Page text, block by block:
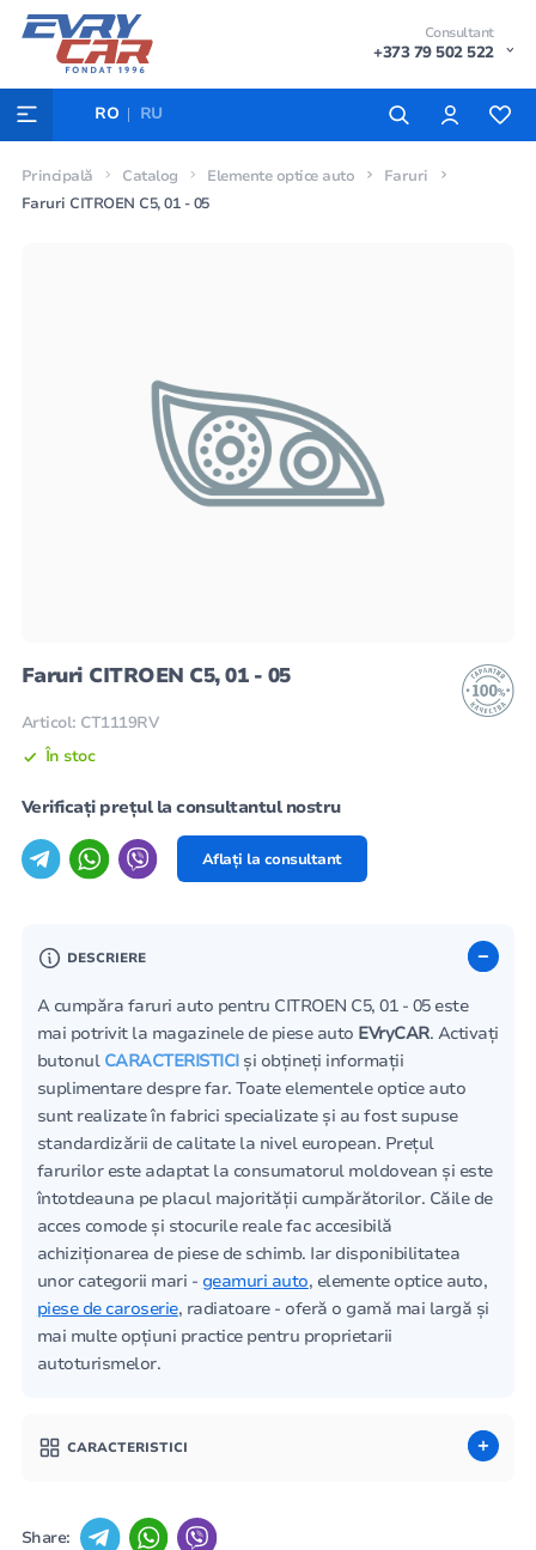
Consultant
+373 79 502 522
RO RU
Principală Catalog Elemente optice auto
Faruri
Faruri CITROEN C5, 01 - 05
Faruri CITROEN C5, 01 - 05
Articol: CT1119RV
În stoc
Verificați prețul la consultantul nostru
Aflați la consultant
DESCRIERE
A cumpăra faruri auto pentru CITROEN C5, 01 - 05 este
mai potrivit la magazinele de piese auto EVryCAR. Activați
butonul CARACTERISTICIși obțineți informații
suplimentare despre far. Toate elementele optice auto
sunt realizate în fabrici specializate și au fost supuse
standardizării de calitate la nivel european. Prețul
farurilor este adaptat la consumatorul moldovean și este
întotdeauna pe placul majorității cumpărătorilor. Căile de
acces comode și stocurile reale fac accesibilă
achiziționarea de piese de schimb. Iar disponibilitatea
unor categorii mari - geamuri auto, elemente optice auto,
piese de caroserie, radiatoare - oferă o gamă mai largă și
mai multe opțiuni practice pentru proprietarii
autoturismelor.
CARACTERISTICI
Share: